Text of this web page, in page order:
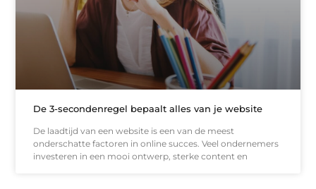
De 3-secondenregel bepaalt alles van je website
De laadtijd van een website is een van de meest
onderschatte factoren in online succes. Veel ondernemers
investeren in een mooi ontwerp, sterke content en